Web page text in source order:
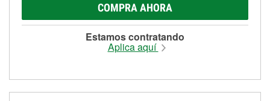
COMPRA AHORA
Estamos contratando
Aplica aquí